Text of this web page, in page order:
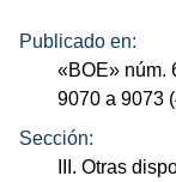
Publicado en:
«BOE» núm.
9070 a 9073
Sección:
III. Otras